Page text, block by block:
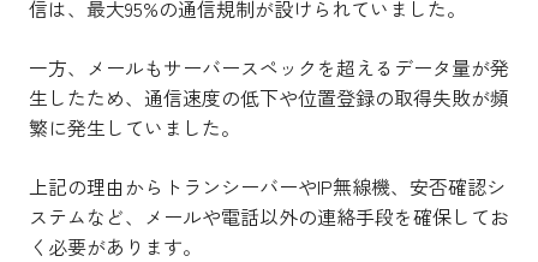
信は、最大95%の通信規制が設けられていました。
一方、メールもサーバースペックを超えるデータ量が発
生したため、通信速度の低下や位置登録の取得失敗が頻
繁に発生していました。
上記の理由からトランシーバーやIP無線機、安否確認シ
ステムなど、メールや電話以外の連絡手段を確保してお
く必要があります。